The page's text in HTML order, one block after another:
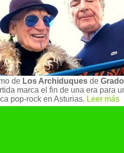
de Los Archiduques de Grado
marca el fin de una era para
pop-rock en Asturias. Leer más